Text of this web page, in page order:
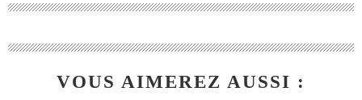
VOUS AIMEREZ AUSSI :